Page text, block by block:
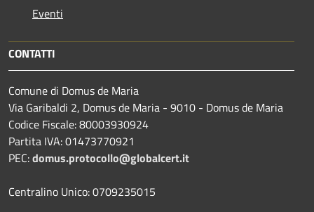
Eventi
CONTATTI
Comune di Domus de Maria
Via Garibaldi 2, Domus de Maria - 9010 - Domus de Maria
Codice Fiscale: 80003930924
Partita IVA: 01473770921
PEC:domus.protocollo@globalcert.it
Centralino Unico: 0709235015